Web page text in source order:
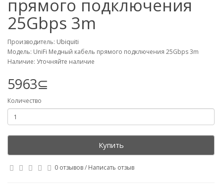
прямого подключения
25Gbps 3m
Производитель: Ubiquiti
Модель: UniFi Медный кабель прямого подключения 25Gbps 3m
Наличие: Уточняйте наличие
5963⊆
Количество
Купить
0 отзывов/ Написать отзыв